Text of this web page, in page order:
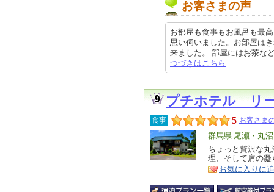
お客さまの声
お部屋も食事もお風呂も最
思い伺いました。お部屋は
来ました。 部屋にはお茶な
つづきはこちら
プチホテル リ
食事 5 お客さま
エ
リ
ア
群馬県 尾瀬・丸沼
特
徴
ちょっと贅沢な
理、そして肩の
お気に入りに